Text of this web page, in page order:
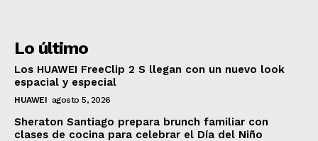
Lo último
Los HUAWEI FreeClip 2 S llegan con un nuevo look
espacial y especial
HUAWEI agosto 5, 2026
Sheraton Santiago prepara brunch familiar con
clases de cocina para celebrar el Día del Niño